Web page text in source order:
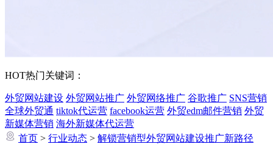
HOT热门关键词：
外贸网站建设 外贸网站推广 外贸网络推广 谷歌推广 SNS营销
全球外贸通 tiktok代运营 facebook运营 外贸edm邮件营销 外贸
新媒体营销 海外新媒体代运营
首页 > 行业动态 > 解锁营销型外贸网站建设推广新路径